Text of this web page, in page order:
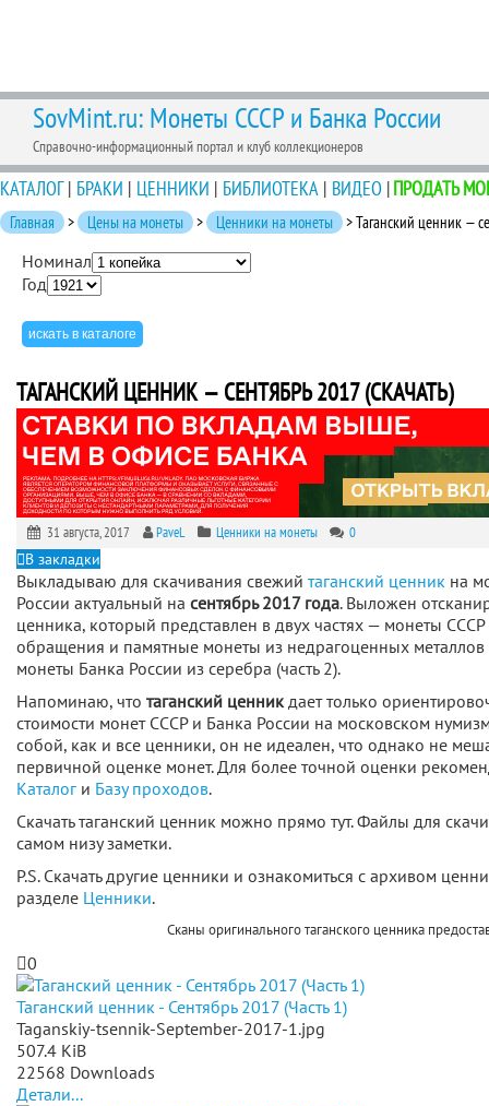
SovMint.ru: Монеты СССР и Банка России
Справочно-информационный портал и клуб коллекционеров
КАТАЛОГ| БРАКИ | ЦЕННИКИ | БИБЛИОТЕКА | ВИДЕО |ПРОДАТЬ
Главная > Цены на монеты > Ценники на монеты > Таганский ценник —
Номинал
Год
ТАГАНСКИЙ ЦЕННИК — СЕНТЯБРЬ 2017 (СКАЧАТЬ)
31 августа, 2017 PaveL Ценники на монеты 0
В закладки
Выкладываю для скачивания свежий таганский ценник на
России актуальный на сентябрь2017 года. Выложен
ценника, который представлен в двух частях — монеты
обращения и памятные монеты из недрагоценных металлов
монеты Банка России из серебра (часть 2).
Напоминаю, что таганский ценникдает только
стоимости монет СССР и Банка России на московском
собой, как и все ценники, он не идеален, что однако не
первичной оценке монет. Для более точной оценки
Каталог и Базу проходов.
Скачать таганский ценник можно прямо тут. Файлы для
самом низу заметки.
P.S. Скачать другие ценники и ознакомиться с архивом
разделе Ценники.
Сканы оригинального таганского ценника
0
Таганский ценник - Сентябрь 2017 (Часть 1)
Taganskiy-tsennik-September-2017-1.jpg
507.4 KiB
22568 Downloads
Детали...